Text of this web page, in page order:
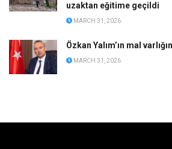
uzaktan eğitime geçildi
MARCH 31, 2026
Özkan Yalım’ın mal
MARCH 31, 2026